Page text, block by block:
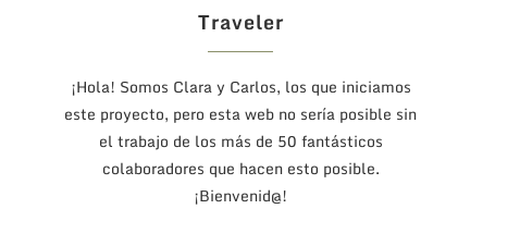
Traveler
¡Hola! Somos Clara y Carlos, los que iniciamos
este proyecto, pero esta web no sería posible sin
el trabajo de los más de 50 fantásticos
colaboradores que hacen esto posible.
¡Bienvenid@!